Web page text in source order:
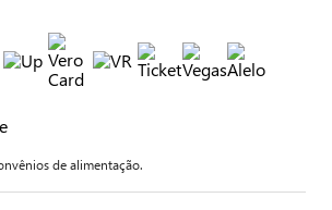
de alimentação.